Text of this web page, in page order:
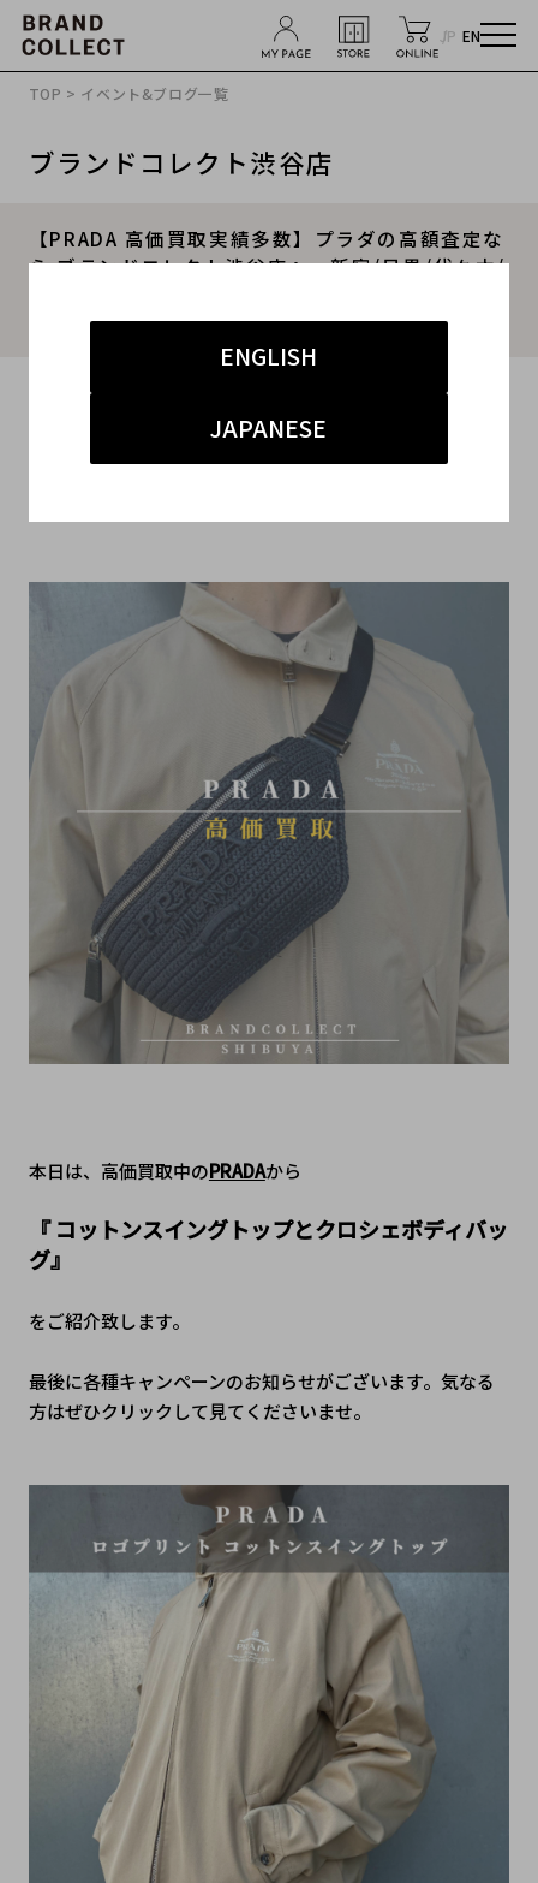
JP EN
ENGLISH
JAPANESE
TOP > イベント&ブログ一覧
ブランドコレクト渋谷店
【PRADA 高価買取実績多数】プラダの高額査定な
ら ブランドコレクト渋谷店へ 新宿/目黒/代々木/
です！
2026.02.23
#買取
#渋谷 ハイブランド
本日は、高価買取中のPRADAから
『 コットンスイングトップとクロシェボディバッ
グ』
をご紹介致します。
最後に各種キャンペーンのお知らせがございます。気なる
方はぜひクリックして見てくださいませ。